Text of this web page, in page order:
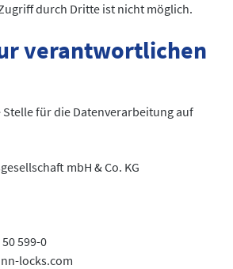
durch Dritte ist nicht möglich.
verantwortlichen
für die Datenverarbeitung auf
mbH & Co. KG
599-0
locks.com